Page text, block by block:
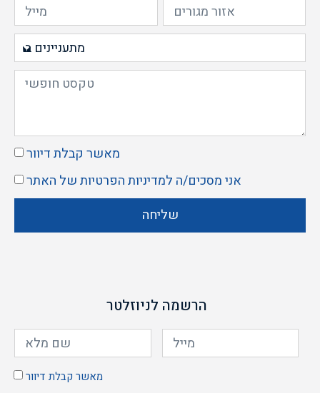
מאשר קבלת דיוור
אני מסכים/ה למדיניות הפרטיותשל האתר
שליחה
הרשמה לניוזלטר
מאשר קבלת דיוור